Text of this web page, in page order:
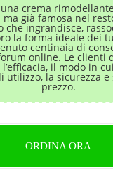
crema
già famosa nel
che ingrandisce,
la forma ideale dei
centinaia di
online. Le clienti
il modo in
utilizzo, la sicurezza
prezzo.
ORDINA ORA